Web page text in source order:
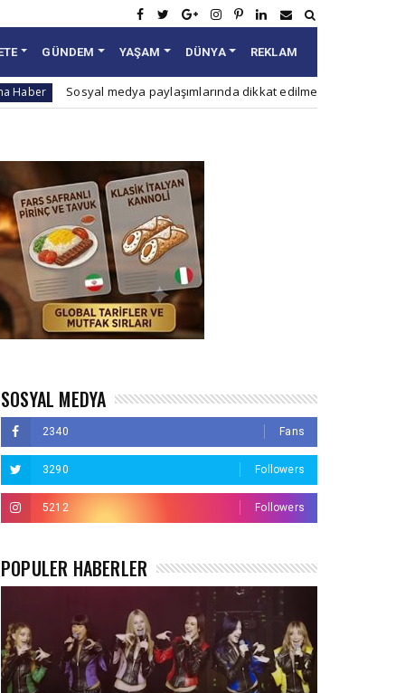
GÜNDEM YAŞAM DÜNYA REKLAM
medya paylaşımlarında dikkat edilmesi gereken 10 nokta
SOSYAL MEDYA
2340 Fans
3290 Followers
5212 Followers
POPÜLER HABERLER